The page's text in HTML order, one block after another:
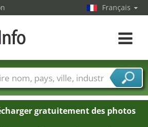
gratuitement des photos
Français
Toggle
Villes
Secteurs de foire
de services